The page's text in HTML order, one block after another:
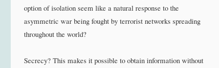
option of isolation seem like a natural response to the
asymmetric war being fought by terrorist networks spreading
throughout the world?
Secrecy? This makes it possible to obtain information without